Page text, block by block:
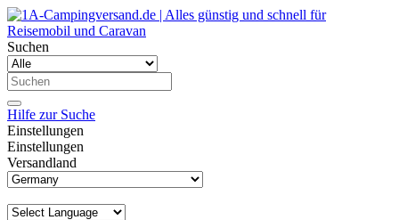
Suchen
Hilfe zur Suche
Einstellungen
Einstellungen
Versandland